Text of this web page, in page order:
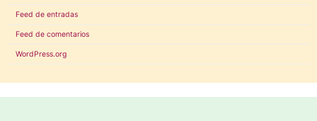
Feed de entradas
Feed de comentarios
WordPress.org